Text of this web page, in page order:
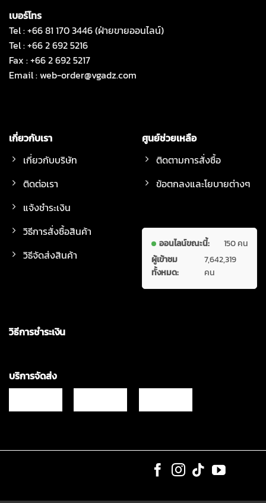
เบอร์โทร
Tel : +66 81 170 3446 (ฝ่ายขายออนไลน์)
Tel : +66 2 692 5216
Fax : +66 2 692 5217
Email :web-order@vgadz.com
เกี่ยวกับเรา
เกี่ยวกับบริษัท
ติดต่อเรา
แจ้งชำระเงิน
วิธีการสั่งซื้อสินค้า
วิธีจัดส่งสินค้า
ศูนย์ช่วยเหลือ
ติดตามการสั่งซื้อ
ข้อตกลงและโยบายต่างๆ
ออนไลน์ขณะนี้:
150 คน
ผู้เข้าชม
ทั้งหมด:
7,642,319
คน
วิธีการชำระเงิน
บริการจัดส่ง